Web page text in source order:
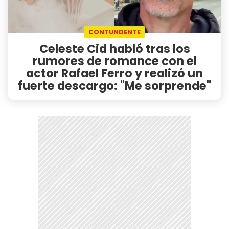
CONTUNDENTE
Celeste Cid habló tras los
rumores de romance con el
actor Rafael Ferro y realizó un
fuerte descargo: "Me sorprende"